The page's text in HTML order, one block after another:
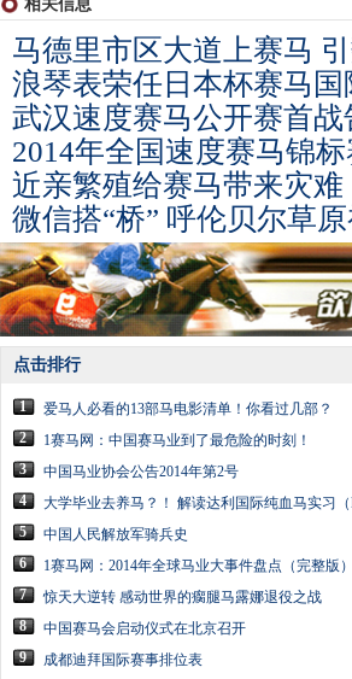
相关信息
马德里市区大道上赛马
浪琴表荣任日本杯赛马
武汉速度赛马公开赛首战
2014年全国速度赛马锦
近亲繁殖给赛马带来灾难
微信搭“桥” 呼伦贝尔草
点击排行
1
爱马人必看的13部马电影清单！你看过几部？
2
1赛马网：中国赛马业到了最危险的时刻！
3
中国马业协会公告2014年第2号
4
大学毕业去养马？！ 解读达利国际纯血马实习
5
中国人民解放军骑兵史
6
1赛马网：2014年全球马业大事件盘点（完整版）
7
惊天大逆转 感动世界的瘸腿马露娜退役之战
8
中国赛马会启动仪式在北京召开
9
成都迪拜国际赛事排位表